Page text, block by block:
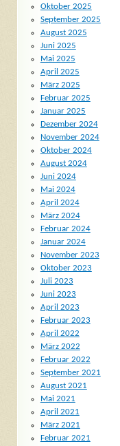
Oktober 2025
September 2025
August 2025
Juni 2025
Mai 2025
April 2025
März 2025
Februar 2025
Januar 2025
Dezember 2024
November 2024
Oktober 2024
August 2024
Juni 2024
Mai 2024
April 2024
März 2024
Februar 2024
Januar 2024
November 2023
Oktober 2023
Juli 2023
Juni 2023
April 2023
Februar 2023
April 2022
März 2022
Februar 2022
September 2021
August 2021
Mai 2021
April 2021
März 2021
Februar 2021